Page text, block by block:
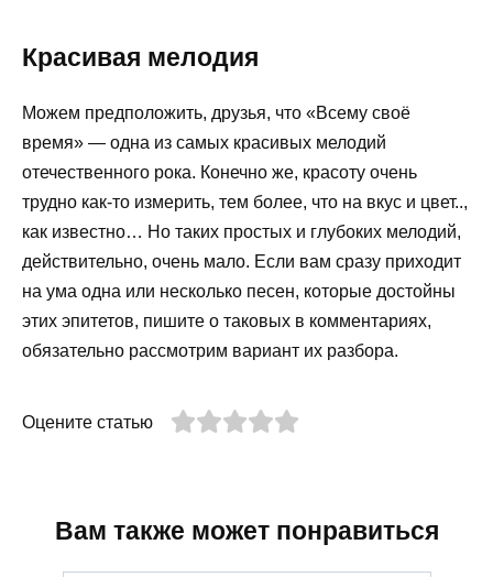
Красивая мелодия
Можем предположить, друзья, что «Всему своё
время» — одна из самых красивых мелодий
отечественного рока. Конечно же, красоту очень
трудно как-то измерить, тем более, что на вкус и цвет..,
как известно… Но таких простых и глубоких мелодий,
действительно, очень мало. Если вам сразу приходит
на ума одна или несколько песен, которые достойны
этих эпитетов, пишите о таковых в комментариях,
обязательно рассмотрим вариант их разбора.
Оцените статью
Вам также может понравиться